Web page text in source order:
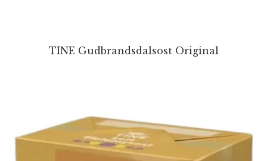
TINE Gudbrandsdalsost Original